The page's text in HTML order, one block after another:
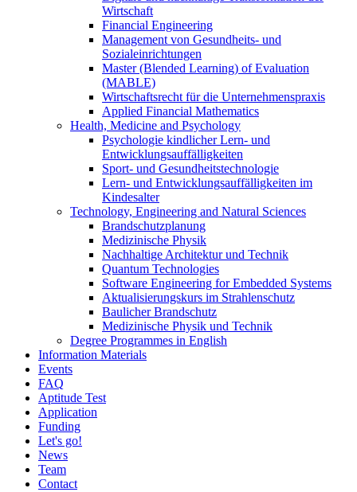
Wirtschaft
Financial Engineering
Management von Gesundheits- und
Sozialeinrichtungen
Master (Blended Learning) of Evaluation
(MABLE)
Wirtschaftsrecht für die Unternehmenspraxis
Applied Financial Mathematics
Health, Medicine and Psychology
Psychologie kindlicher Lern- und
Entwicklungsauffälligkeiten
Sport- und Gesundheitstechnologie
Lern- und Entwicklungsauffälligkeiten im
Kindesalter
Technology, Engineering and Natural Sciences
Brandschutzplanung
Medizinische Physik
Nachhaltige Architektur und Technik
Quantum Technologies
Software Engineering for Embedded Systems
Aktualisierungskurs im Strahlenschutz
Baulicher Brandschutz
Medizinische Physik und Technik
Degree Programmes in English
Information Materials
Events
FAQ
Aptitude Test
Application
Funding
Let's go!
News
Team
Contact